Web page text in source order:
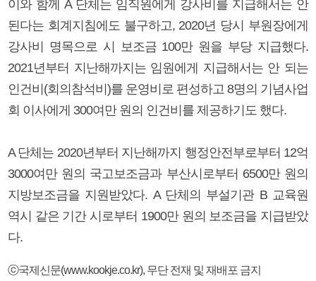
이와 함께 A 단체는 임직원에게 강사비를 지급해서는 안
된다는 회계지침에도 불구하고, 2020년 당시 부원장에게
강사비 명목으로 시 보조금 100만 원을 부당 지급했다.
2021년부터 지난해까지는 임원에게 지급해서는 안 되는
인건비(회의참석비)를 운영비로 편성하고 8명의 기념사업
회 이사에게 300여만 원의 인건비를 제공하기도 했다.
A 단체는 2020년부터 지난해까지 행정안전부로부터 12억
3000여만 원의 국고보조금과 부산시로부터 6500만 원의
지방보조금을 지원받았다. A 단체의 부설기관 B 교육원
역시 같은 기간 시로부터 1900만 원의 보조금을 지급받았
다.
ⓒ국제신문(www.kookje.co.kr), 무단 전재 및 재배포 금지